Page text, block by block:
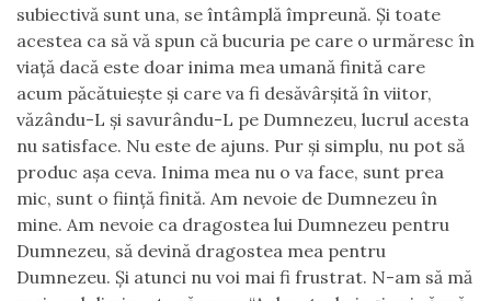
subiectivă sunt una, se întâmplă împreună. Şi toate
acestea ca să vă spun că bucuria pe care o urmăresc în
viaţă dacă este doar inima mea umană finită care
acum păcătuieşte şi care va fi desăvârşită în viitor,
văzându-L şi savurându-L pe Dumnezeu, lucrul acesta
nu satisface. Nu este de ajuns. Pur şi simplu, nu pot să
produc aşa ceva. Inima mea nu o va face, sunt prea
mic, sunt o fiinţă finită. Am nevoie de Dumnezeu în
mine. Am nevoie ca dragostea lui Dumnezeu pentru
Dumnezeu, să devină dragostea mea pentru
Dumnezeu. Şi atunci nu voi mai fi frustrat. N-am să mă